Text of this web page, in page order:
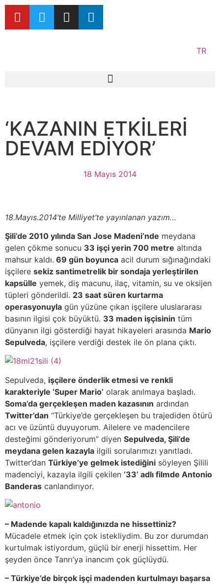
TR
‘KAZANIN ETKİLERİ
DEVAM EDİYOR’
18 Mayıs 2014
18.Mayıs.2014’te Milliyet’te yayınlanan yazım…
Şili’de 2010 yılında San Jose Madeni’nde meydana
gelen çökme sonucu 33 işçi yerin 700 metre altında
mahsur kaldı. 69 gün boyunca acil durum sığınağındaki
işçilere sekiz santimetrelik bir sondaja yerleştirilen
kapsülle yemek, diş macunu, ilaç, vitamin, su ve oksijen
tüpleri gönderildi. 23 saat süren kurtarma
operasyonuyla gün yüzüne çıkan işçilere uluslararası
basının ilgisi çok büyüktü. 33 maden işçisinin tüm
dünyanın ilgi gösterdiği hayat hikayeleri arasında Mario
Sepulveda, işçilere verdiği destek ile ön plana çıktı.
Sepulveda, işçilere önderlik etmesi ve renkli
karakteriyle ‘Super Mario’ olarak anılmaya başladı.
Soma’da gerçekleşen maden kazasının ardından
Twitter’dan “Türkiye’de gerçekleşen bu trajediden ötürü
acı ve üzüntü duyuyorum. Ailelere ve madencilere
desteğimi gönderiyorum” diyen Sepulveda, Şili’de
meydana gelen kazayla ilgili sorularımızı yanıtladı.
Twitter’dan Türkiye’ye gelmek istediğini söyleyen Şilili
madenciyi, kazayla ilgili çekilen ’33’ adlı filmde Antonio
Banderas canlandırıyor.
– Madende kapalı kaldığınızda ne hissettiniz?
Mücadele etmek için çok istekliydim. Bu zor durumdan
kurtulmak istiyordum, güçlü bir enerji hissettim. Her
şeyden önce Tanrı’ya inancım çok güçlüydü.
– Türkiye’de birçok işçi madenden kurtulmayı başarsa